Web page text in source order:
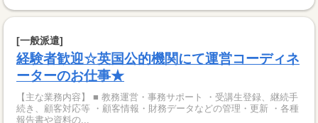
[一般派遣]
経験者歓迎☆英国公的機関にて運営コーディネ
ーターのお仕事★
【主な業務内容】 ■ 教務運営・事務サポート ・受講生登録、継続手
続き、顧客対応等 ・顧客情報・財務データなどの管理・更新 ・各種
報告書や資料の...